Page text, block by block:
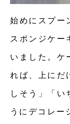
始めにスプー
スポンジケー
いました。ケ
れば、上にだ
しそう」「い
うにデコレー